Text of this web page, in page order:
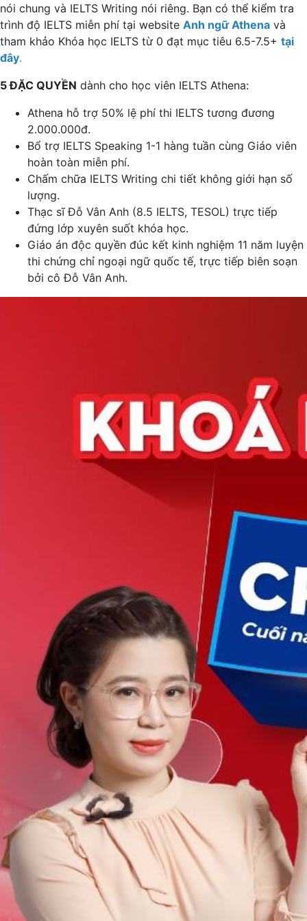
nói chung và IELTS Writing nói riêng. Bạn có thể kiểm tra
trình độ IELTS miễn phí tại website Anh ngữ Athena và
tham khảo Khóa học IELTS từ 0 đạt mục tiêu 6.5-7.5+ tại
đây.
5 ĐẶC QUYỀN dành cho học viên IELTS Athena:
Athena hỗ trợ 50% lệ phí thi IELTS tương đương
2.000.000đ.
Bổ trợ IELTS Speaking 1-1 hàng tuần cùng Giáo viên
hoàn toàn miễn phí.
Chấm chữa IELTS Writing chi tiết không giới hạn số
lượng.
Thạc sĩ Đỗ Vân Anh (8.5 IELTS, TESOL) trực tiếp
đứng lớp xuyên suốt khóa học.
Giáo án độc quyền đúc kết kinh nghiệm 11 năm luyện
thi chứng chỉ ngoại ngữ quốc tế, trực tiếp biên soạn
bởi cô Đỗ Vân Anh.